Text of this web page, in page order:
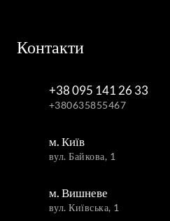
Контакти
+38 095 141 26 33
+380635855467
м. Київ
вул. Байкова, 1
м. Вишневе
вул. Київська, 1